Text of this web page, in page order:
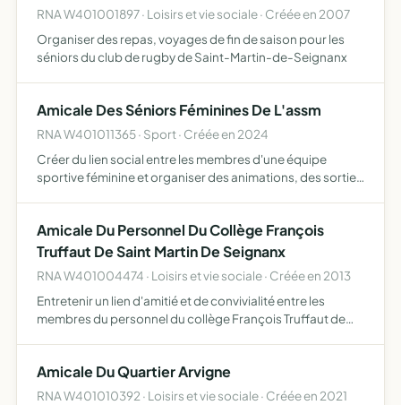
RNA W401001897 · Loisirs et vie sociale · Créée en 2007
Organiser des repas, voyages de fin de saison pour les
séniors du club de rugby de Saint-Martin-de-Seignanx
Amicale Des Séniors Féminines De L'assm
RNA W401011365 · Sport · Créée en 2024
Créer du lien social entre les membres d'une équipe
sportive féminine et organiser des animations, des sorties
Amicale Du Personnel Du Collège François
Truffaut De Saint Martin De Seignanx
RNA W401004474 · Loisirs et vie sociale · Créée en 2013
Entretenir un lien d'amitié et de convivialité entre les
membres du personnel du collège François Truffaut de
Amicale Du Quartier Arvigne
RNA W401010392 · Loisirs et vie sociale · Créée en 2021